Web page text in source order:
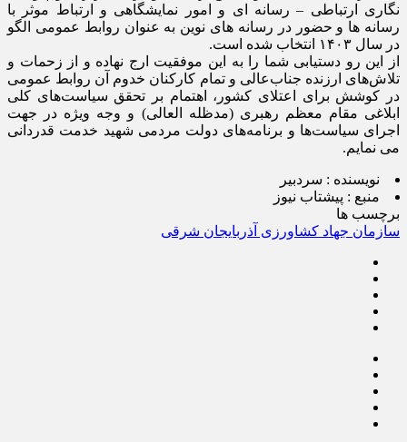
نگاری ارتباطی – رسانه ای و امور نمایشگاهی و ارتباط موثر با
رسانه ها و حضور در رسانه های نوین به عنوان روابط عمومی الگو
در سال ۱۴۰۳ انتخاب شده است.
از این رو دستیابی شما را به این موفقیت ارج نهاده و از زحمات و
تلاش‌های ارزنده جناب‌عالی و تمام کارکنان خدوم آن روابط عمومی
در کوشش برای اعتلای کشور، اهتمام بر تحقق سیاست‌های کلی
ابلاغی مقام معظم رهبری (مدظله العالی) و وجه ویژه در جهت
اجرای سیاست‌ها و برنامه‌های دولت مردمی شهید خدمت قدردانی
می نمایم.
نویسنده : سردبیر
منبع : پیشتاب نیوز
برچسب ها
سازمان جهاد کشاورزی آذربایجان شرقی